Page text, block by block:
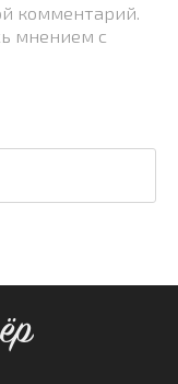
комментарий.
мнением с